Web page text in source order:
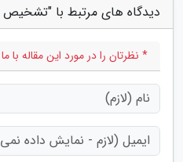
دیدگاه های مرتبط با "تشخیص
* نظرتان را در مورد این مقاله با